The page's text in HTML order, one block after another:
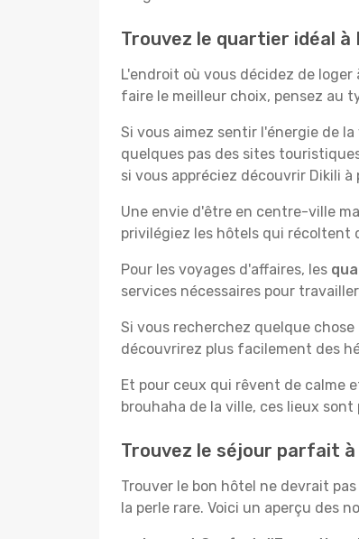
Trouvez le quartier idéal à
L'endroit où vous décidez de
faire le meilleur choix, pensez au
Si vous aimez sentir l'énergie de
quelques pas des sites
si vous appréciez découvrir Dikili à
Une envie d'être en centre-ville
privilégiez les hôtels qui récoltent
Pour les voyages d'affaires, les
services nécessaires pour
Si vous recherchez quelque
découvrirez plus facilement des
Et pour ceux qui rêvent de calme
brouhaha de la ville, ces lieux
Trouvez le séjour parfait à
Trouver le bon hôtel ne devrait
la perle rare. Voici un aperçu des